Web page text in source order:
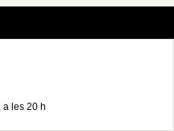
a les 20 h